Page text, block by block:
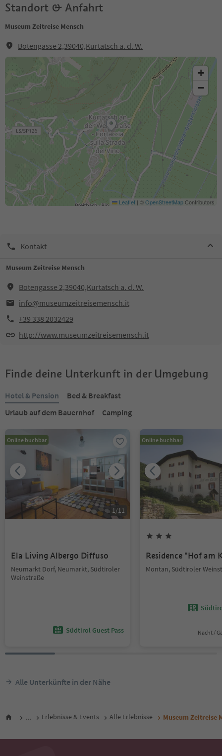
Standort & Anfahrt
Museum Zeitreise Mensch
Botengasse 2,39040,Kurtatsch a. d. W.
+
−
Leaflet | ©OpenStreetMapContributors
Kontakt
Museum Zeitreise Mensch
Botengasse 2,39040,Kurtatsch a. d. W.
info@museumzeitreisemensch.it
+39 338 2032429
http://www.museumzeitreisemensch.it
Finde deine Unterkunft in der Umgebung
Hotel & Pension
Bed & Breakfast
Urlaub auf dem Bauernhof
Camping
Online buchbar
1/11
Ela Living Albergo Diffuso
Neumarkt Dorf, Neumarkt, Südtiroler
Weinstraße
Südtirol Guest Pass
Online buchbar
Residence "Hof am
Montan, Südtiroler
Nacht /
Alle Unterkünfte in der Nähe
... Erlebnisse & Events Alle Erlebnisse Museum Zeitreise